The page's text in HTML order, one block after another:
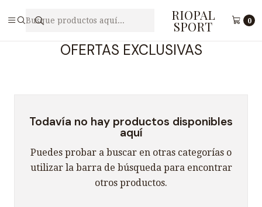
RIOPAL
SPORT 0
OFERTAS EXCLUSIVAS
OFERTAS EXCLUSIVAS
Todavía no hay productos disponibles
aquí
Puedes probar a buscar en otras categorías o
utilizar la barra de búsqueda para encontrar
otros productos.